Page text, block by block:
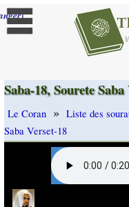
]
Saba-18, Sourete Saba
Le Coran » Liste des
Saba Verset-18